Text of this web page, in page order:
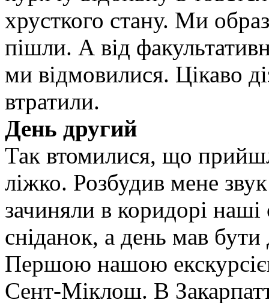
хрусткого стану. Ми
пішли. А від
ми відмовилися. Цікаво
втратили.
День другий
Так втомилися, що
ліжко. Розбудив мене
зачиняли в коридорі
сніданок, а день мав
Першою нашою
Сент-Міклош. В